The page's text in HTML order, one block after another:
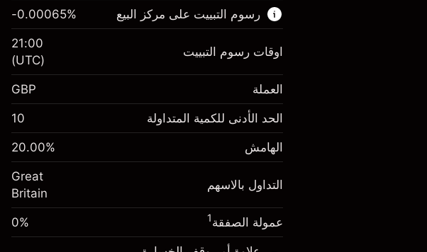
عقود الفروقات
£1,000.00
رسم المبيت
-0.021272
(-£1.06)
المال من الرافعة المالية ~
الذهاب إلى المنصة
رسوم التبييت على مركز البيع
الهامش. استثمارك £1,000.00
رسم المبيت
-0.000646
(-£0.03)
حجم التداول مع الرافعة المالية ~ $
المال من الرافعة المالية ~
-0.00065%
اوقات رسوم التبييت
21:00
(UTC)
العملة GBP
الحد الأدنى للكمية المتداولة 10
الهامش 20.00%
التداول بالاسهم
Great
Britain
عمولة الصفقة1
0%